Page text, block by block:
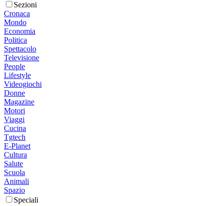
Sezioni
Cronaca
Mondo
Economia
Politica
Spettacolo
Televisione
People
Lifestyle
Videogiochi
Donne
Magazine
Motori
Viaggi
Cucina
Tgtech
E-Planet
Cultura
Salute
Scuola
Animali
Spazio
Speciali